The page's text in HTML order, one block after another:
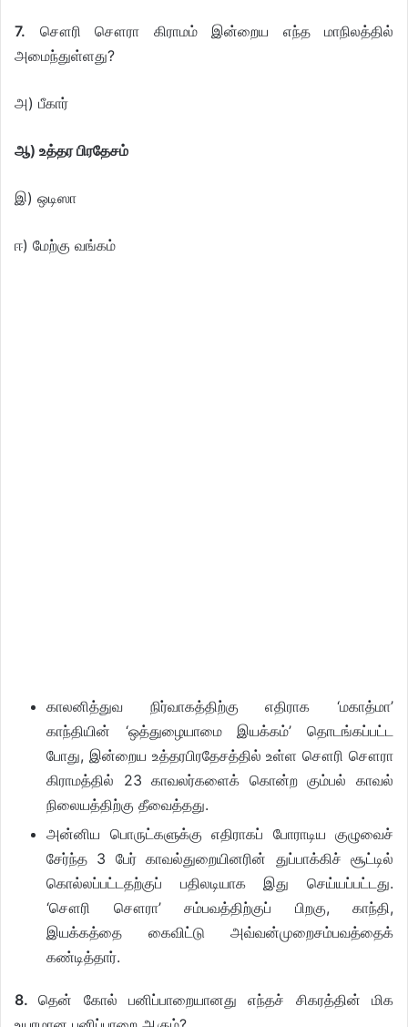
7. சௌரி சௌரா கிராமம் இன்றைய எந்த மாநிலத்தில்
அமைந்துள்ளது?
அ) பீகார்
ஆ) உத்தர பிரதேசம்
இ) ஒடிஸா
ஈ) மேற்கு வங்கம்
காலனித்துவ நிர்வாகத்திற்கு எதிராக ‘மகாத்மா’
காந்தியின் ‘ஒத்துழையாமை இயக்கம்’ தொடங்கப்பட்ட
போது, இன்றைய உத்தரபிரதேசத்தில் உள்ள சௌரி சௌரா
கிராமத்தில் 23 காவலர்களைக் கொன்ற கும்பல் காவல்
நிலையத்திற்கு தீவைத்தது.
அன்னிய பொருட்களுக்கு எதிராகப் போராடிய குழுவைச்
சேர்ந்த 3 பேர் காவல்துறையினரின் துப்பாக்கிச் சூட்டில்
கொல்லப்பட்டதற்குப் பதிலடியாக இது செய்யப்பட்டது.
‘சௌரி சௌரா’ சம்பவத்திற்குப் பிறகு, காந்தி,
இயக்கத்தை கைவிட்டு அவ்வன்முறைசம்பவத்தைக்
கண்டித்தார்.
8.தென் கோல் பனிப்பாறையானது எந்தச் சிகரத்தின் மிக